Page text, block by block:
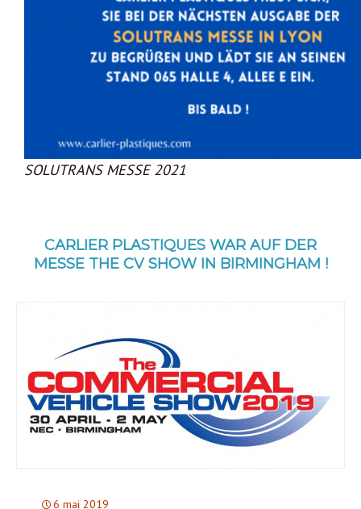
SOLUTRANS MESSE 2021
CARLIER PLASTIQUES WAR AUF DER
MESSE THE CV SHOW IN BIRMINGHAM !
6 mai 2019